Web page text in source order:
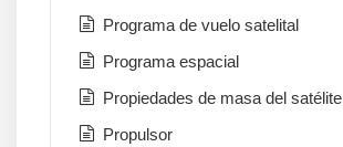
Programa de vuelo satelital
Programa espacial
Propiedades de masa del satélite
Propulsor